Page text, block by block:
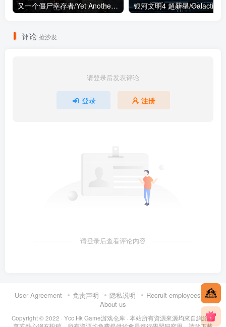
又一个僵尸幸存者/Yet Another Zombie Survivors（0.8数字版+预购奖励+全DLC）
评论 抢沙发
请登录后发表评论
登录 注册
请登录后查看评论内容
User Agreement 免责声明 隐私说明
Recruit employees
About us
Copyright © 2022 · Ycc Hk Game游戏仓库 · 本站所有資源來源均來自網絡分